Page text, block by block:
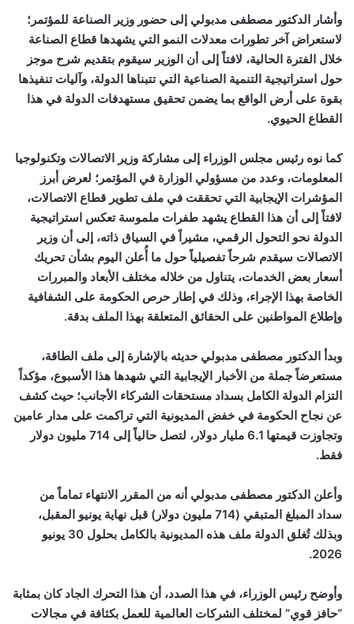
وأشار الدكتور مصطفى مدبولي إلى حضور وزير الصناعة للمؤتمر؛
لاستعراض آخر تطورات معدلات النمو التي يشهدها قطاع الصناعة
خلال الفترة الحالية، لافتاً إلى أن الوزير سيقوم بتقديم شرح موجز
حول استراتيجية التنمية الصناعية التي تتبناها الدولة، وآليات تنفيذها
بقوة على أرض الواقع بما يضمن تحقيق مستهدفات الدولة في هذا
القطاع الحيوي.
كما نوه رئيس مجلس الوزراء إلى مشاركة وزير الاتصالات وتكنولوجيا
المعلومات، وعدد من مسؤولي الوزارة في المؤتمر؛ لعرض أبرز
المؤشرات الإيجابية التي تحققت في ملف تطوير قطاع الاتصالات،
لافتاً إلى أن هذا القطاع يشهد طفرات ملموسة تعكس استراتيجية
الدولة نحو التحول الرقمي، مشيراً في السياق ذاته، إلى أن وزير
الاتصالات سيقدم شرحاً تفصيلياً حول ما أُعلن اليوم بشأن تحريك
أسعار بعض الخدمات، يتناول من خلاله مختلف الأبعاد والمبررات
الخاصة بهذا الإجراء، وذلك في إطار حرص الحكومة على الشفافية
وإطلاع المواطنين على الحقائق المتعلقة بهذا الملف بدقة.
وبدأ الدكتور مصطفى مدبولي حديثه بالإشارة إلى ملف الطاقة،
مستعرضاً جملة من الأخبار الإيجابية التي شهدها هذا الأسبوع، مؤكداً
التزام الدولة الكامل بسداد مستحقات الشركاء الأجانب؛ حيث كشف
عن نجاح الحكومة في خفض المديونية التي تراكمت على مدار عامين
وتجاوزت قيمتها 6.1 مليار دولار، لتصل حالياً إلى 714 مليون دولار
فقط.
وأعلن الدكتور مصطفى مدبولي أنه من المقرر الانتهاء تماماً من
سداد المبلغ المتبقي (714 مليون دولار) قبل نهاية يونيو المقبل،
وبذلك تُغلق الدولة ملف هذه المديونية بالكامل بحلول 30 يونيو
2026.
وأوضح رئيس الوزراء، في هذا الصدد، أن هذا التحرك الجاد كان بمثابة
“حافز قوي” لمختلف الشركات العالمية للعمل بكثافة في مجالات